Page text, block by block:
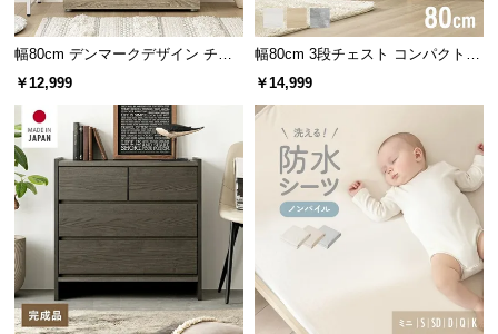
ー
ビ
に
つ
い
入
路
に
幅80cm デンマークデザイン チェ
スト
￥12,999
幅80cm 3段チェスト コンパクトで
もたっぷり収納 木目調/モルタル調
￥14,999